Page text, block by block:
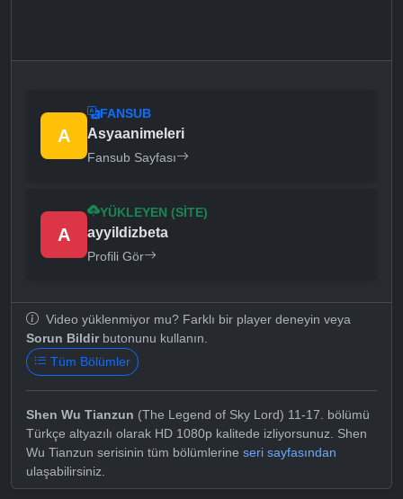
A
FANSUB
Asyaanimeleri
Fansub Sayfası
A
YÜKLEYEN (SITE)
ayyildizbeta
Profili Gör
Video yüklenmiyor mu? Farklı bir player deneyin veya
Sorun Bildirbutonunu kullanın.
Tüm Bölümler
Shen Wu Tianzun (The Legend of Sky Lord) 11-17. bölümü
Türkçe altyazılı olarak HD 1080p kalitede izliyorsunuz. Shen
Wu Tianzun serisinin tüm bölümlerine seri sayfasından
ulaşabilirsiniz.